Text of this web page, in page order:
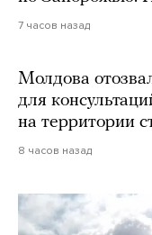
7 часов назад
Молдова
для
на территории
8 часов назад